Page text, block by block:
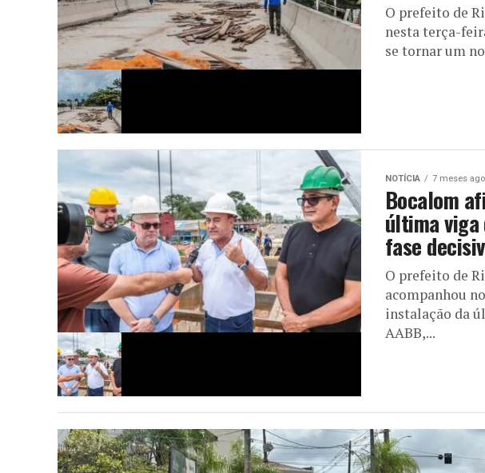
O prefeito de
nesta terça-
se tornar um
NOTÍCIA 7 meses ago
Bocalom
última viga
fase
O prefeito de
acompanhou
instalação da
AABB,...